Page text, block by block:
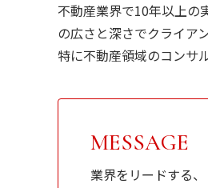
不動産業界で10年以上の
の広さと深さでクライア
特に不動産領域のコンサ
MESSAGE
業界をリードする